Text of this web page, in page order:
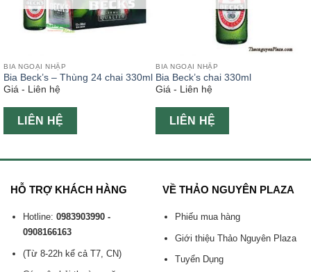
BIA NGOẠI NHẬP
Bia Beck’s – Thùng 24 chai 330ml
Giá - Liên hệ
LIÊN HỆ
BIA NGOẠI NHẬP
Bia Beck’s chai 330ml
Giá - Liên hệ
LIÊN HỆ
HỖ TRỢ KHÁCH HÀNG
Hotline: 0983903990 -
0908166163
(Từ 8-22h kể cả T7, CN)
VỀ THẢO NGUYÊN PLAZA
Phiếu mua hàng
Giới thiệu Thảo Nguyên Plaza
Tuyển Dụng